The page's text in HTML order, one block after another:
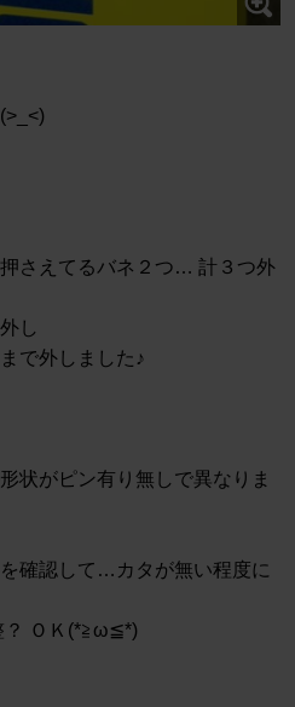
さえてるバネ２つ… 計３つ外
し
で外しました♪
状がピン有り無しで異なりま
確認して…カタが無い程度に
？ ＯＫ(*≧ω≦*)